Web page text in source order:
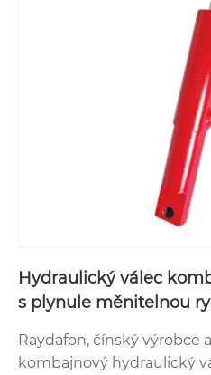
Hydraulický válec
s plynule měnitelnou
Raydafon, čínský výrobce
kombajnový hydraulický